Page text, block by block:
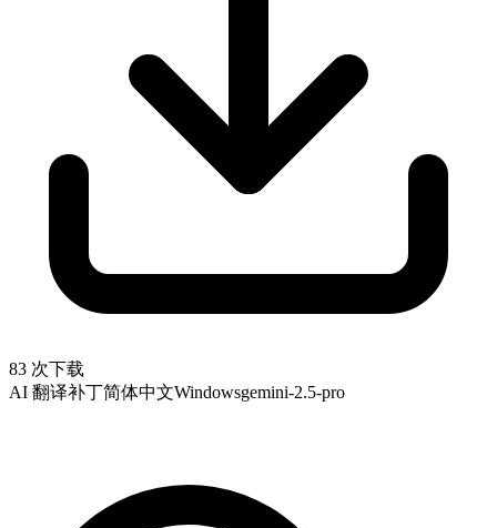
83 次下载
AI 翻译补丁简体中文Windowsgemini-2.5-pro